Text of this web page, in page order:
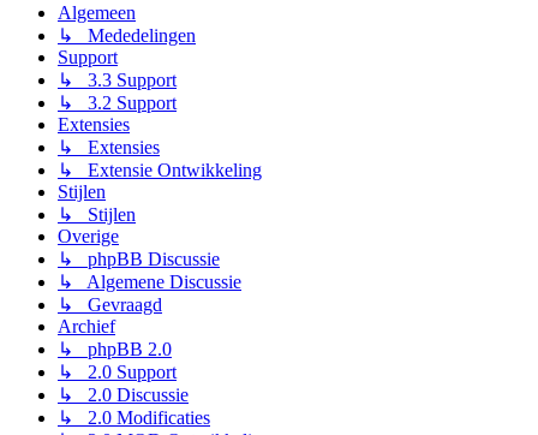
Algemeen
↳ Mededelingen
Support
↳ 3.3 Support
↳ 3.2 Support
Extensies
↳ Extensies
↳ Extensie Ontwikkeling
Stijlen
↳ Stijlen
Overige
↳ phpBB Discussie
↳ Algemene Discussie
↳ Gevraagd
Archief
↳ phpBB 2.0
↳ 2.0 Support
↳ 2.0 Discussie
↳ 2.0 Modificaties